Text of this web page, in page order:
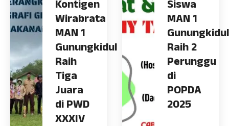
Kontigen
Wirabrata
MAN 1
Gunungkidul
Raih
Tiga
Juara
di PWD
XXXIV
Siswa
MAN 1
Gunungkidul
Raih 2
Perunggu
di
POPDA
2025